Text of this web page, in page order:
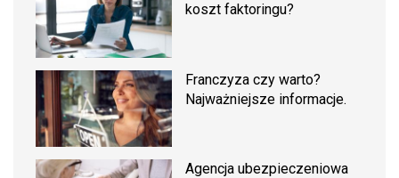
koszt faktoringu?
Franczyza czy warto?
Najważniejsze informacje.
Agencja ubezpieczeniowa